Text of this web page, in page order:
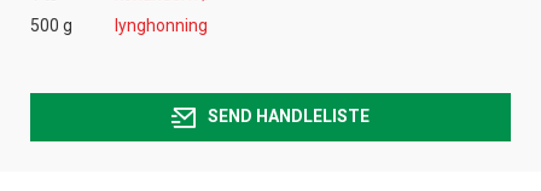
500 g
lynghonning
SEND HANDLELISTE